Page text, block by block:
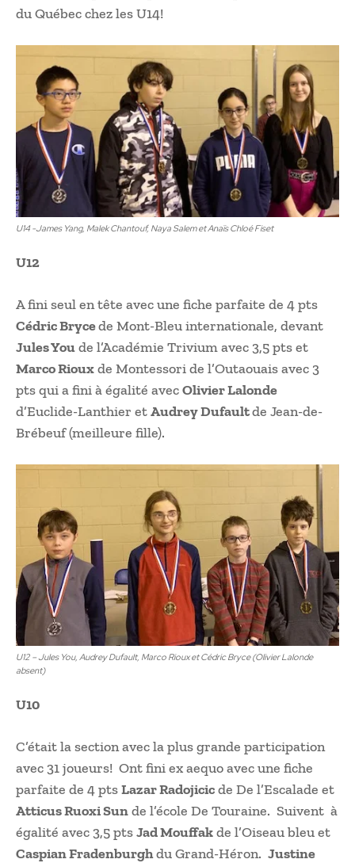
du Québec chez les U14!
U14 -James Yang, Malek Chantouf, Naya Salem et Anaïs Chloé Fiset
U12
A fini seul en tête avec une fiche parfaite de 4 pts
Cédric Brycede Mont-Bleu internationale, devant
Jules Youde l’Académie Trivium avec 3,5 pts et
Marco Riouxde Montessori de l’Outaouais avec 3
pts qui a fini à égalité avecOlivier Lalonde
d’Euclide-Lanthier etAudrey Dufaultde Jean-de-
Brébeuf (meilleure fille).
U12 – Jules You, Audrey Dufault, Marco Rioux et Cédric Bryce (Olivier Lalonde
absent)
U10
C’était la section avec la plus grande participation
avec 31 joueurs! Ont fini ex aequo avec une fiche
parfaite de 4 ptsLazar Radojicicde De l’Escalade et
Atticus Ruoxi Sunde l’école De Touraine. Suivent à
égalité avec 3,5 ptsJad Mouffakde l’Oiseau bleu et
Caspian Fradenburghdu Grand-Héron. Justine